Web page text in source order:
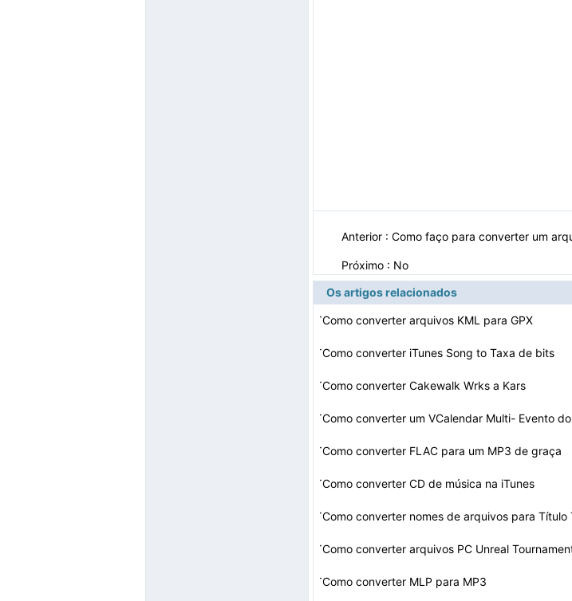
Anterior : Como faço para converter um
Próximo : No
Os artigos relacionados
·Como converter arquivos KML para GPX
·Como converter iTunes Song to Taxa de bits
·Como converter Cakewalk Wrks a Kars
·
·Como converter FLAC para um MP3 de graça
·Como converter CD de música na iTunes
·Como converter nomes de arquivos para Título
·
·Como converter MLP para MP3